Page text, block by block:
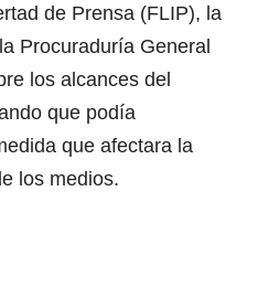
de Prensa (FLIP), la
Procuraduría General
los alcances del
que podía
que afectara la
los medios.